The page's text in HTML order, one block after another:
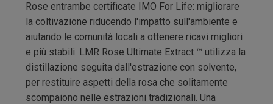
Rose entrambe certificate IMO For Life: migliorare
la coltivazione riducendo l'impatto sull'ambiente e
aiutando le comunità locali a ottenere ricavi migliori
e più stabili. LMR Rose Ultimate Extract ™ utilizza la
distillazione seguita dall'estrazione con solvente,
per restituire aspetti della rosa che solitamente
scompaiono nelle estrazioni tradizionali. Una